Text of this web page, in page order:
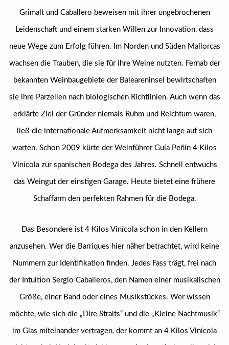
Grimalt und Caballero beweisen mit ihrer ungebrochenen
Leidenschaft und einem starken Willen zur Innovation, dass
neue Wege zum Erfolg führen. Im Norden und Süden Mallorcas
wachsen die Trauben, die sie für ihre Weine nutzten. Fernab der
bekannten Weinbaugebiete der Baleareninsel bewirtschaften
sie ihre Parzellen nach biologischen Richtlinien. Auch wenn das
erklärte Ziel der Gründer niemals Ruhm und Reichtum waren,
ließ die internationale Aufmerksamkeit nicht lange auf sich
warten. Schon 2009 kürte der Weinführer Guía Peñín 4 Kilos
Vinícola zur spanischen Bodega des Jahres. Schnell entwuchs
das Weingut der einstigen Garage. Heute bietet eine frühere
Schaffarm den perfekten Rahmen für die Bodega.
Das Besondere ist 4 Kilos Vinícola schon in den Kellern
anzusehen. Wer die Barriques hier näher betrachtet, wird keine
Nummern zur Identifikation finden. Jedes Fass trägt, frei nach
der Intuition Sergio Caballeros, den Namen einer musikalischen
Größe, einer Band oder eines Musikstückes. Wer wissen
möchte, wie sich die „Dire Straits“ und die „Kleine Nachtmusik“
im Glas miteinander vertragen, der kommt an 4 Kilos Vinícola